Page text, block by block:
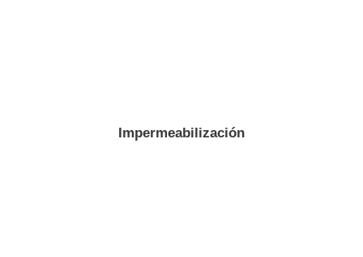
Impermeabilización